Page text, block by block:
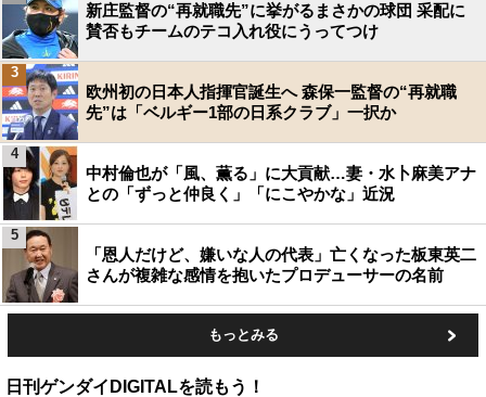
新庄監督の“再就職先”に挙がるまさかの球団 采配に
賛否もチームのテコ入れ役にうってつけ
欧州初の日本人指揮官誕生へ 森保一監督の“再就職
先”は「ベルギー1部の日系クラブ」一択か
3
中村倫也が「風、薫る」に大貢献…妻・水卜麻美アナ
との「ずっと仲良く」「にこやかな」近況
4
「恩人だけど、嫌いな人の代表」亡くなった板東英二
さんが複雑な感情を抱いたプロデューサーの名前
5
もっとみる
日刊ゲンダイDIGITALを読もう！